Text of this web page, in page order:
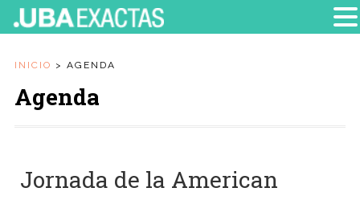
INICIO > AGENDA
Agenda
Jornada de la American